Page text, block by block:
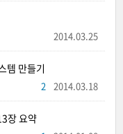
2014.03.25
템 만들기
2014.03.18
2
장 요약